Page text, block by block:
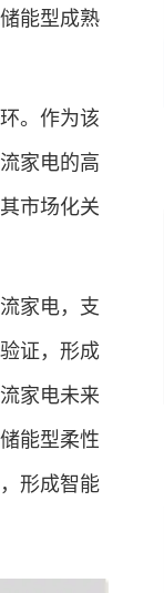
能型成熟
。作为该
家电的高
市场化关
家电，支
证，形成
家电未来
能型柔性
形成智能